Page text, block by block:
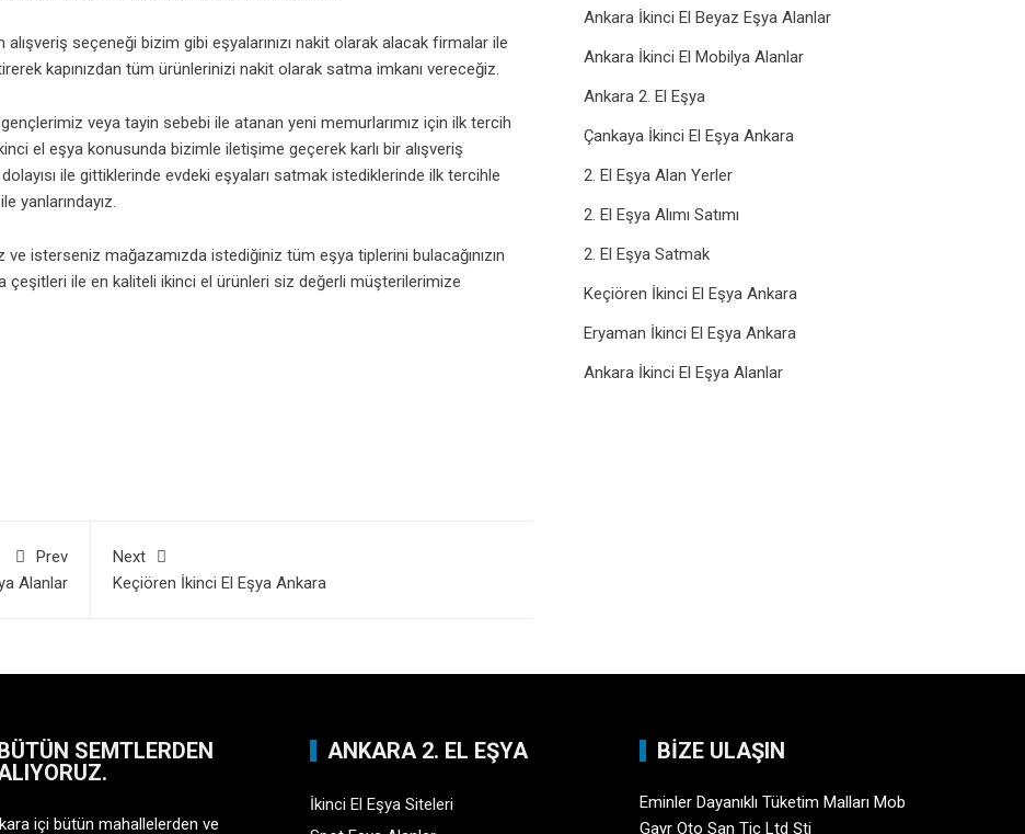
seçeneği bizim gibi eşyalarınızı nakit olarak alacak firmalar ile
kapınızdan tüm ürünlerinizi nakit olarak satma imkanı vereceğiz.
veya tayin sebebi ile atanan yeni memurlarımız için ilk tercih
el eşya konusunda bizimle iletişime geçerek karlı bir alışveriş
ile gittiklerinde evdeki eşyaları satmak istediklerinde ilk tercihle
yanlarındayız.
ve isterseniz mağazamızda istediğiniz tüm eşya tiplerini bulacağınızın
çeşitleri ile en kaliteli ikinci el ürünleri siz değerli müşterilerimize
Prev
Alanlar
Next
Keçiören İkinci El Eşya Ankara
Ankara İkinci El Beyaz Eşya Alanlar
Ankara İkinci El Mobilya Alanlar
Ankara 2. El Eşya
Çankaya İkinci El Eşya Ankara
2. El Eşya Alan Yerler
2. El Eşya Alımı Satımı
2. El Eşya Satmak
Keçiören İkinci El Eşya Ankara
Eryaman İkinci El Eşya Ankara
Ankara İkinci El Eşya Alanlar
SEMTLERDEN
içi bütün mahallelerden ve
ANKARA 2. EL EŞYA
İkinci El Eşya Siteleri
BİZE ULAŞIN
Eminler Dayanıklı Tüketim Malları Mob
Gayr Oto San Tic Ltd Şti